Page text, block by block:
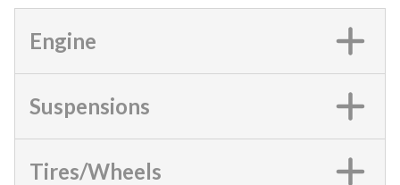
Engine
Suspensions
Tires/Wheels